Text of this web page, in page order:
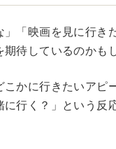
「映画を見に行き
待しているのかも
かに行きたいアピ
行く？」という反